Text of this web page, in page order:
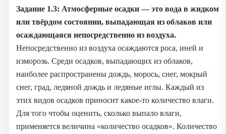
Задание 1.3: Атмосферные осадки — это вода в жидком
или твёрдом состоянии, выпадающая из облаков или
осаждающаяся непосредственно из воздуха.
Непосредственно из воздуха осаждаются роса, иней и
изморозь. Среди осадков, выпадающих из облаков,
наиболее распространены дождь, морось, снег, мокрый
снег, град, ледяной дождь и ледяные иглы. Каждый из
этих видов осадков приносит какое-то количество влаги.
Для того чтобы оценить, сколько выпало влаги,
применяется величина «количество осадков». Количество